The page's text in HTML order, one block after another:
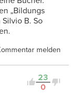
„Bildungs
Silvio B. So
melden
23
0